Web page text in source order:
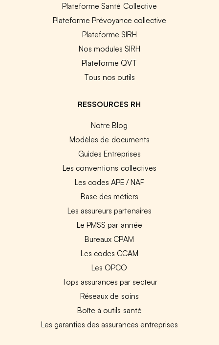
Plateforme Santé Collective
Plateforme Prévoyance collective
Plateforme SIRH
Nos modules SIRH
Plateforme QVT
Tous nos outils
RESSOURCES RH
Notre Blog
Modèles de documents
Guides Entreprises
Les conventions collectives
Les codes APE / NAF
Base des métiers
Les assureurs partenaires
Le PMSS par année
Bureaux CPAM
Les codes CCAM
Les OPCO
Tops assurances par secteur
Réseaux de soins
Boîte à outils santé
Les garanties des assurances entreprises